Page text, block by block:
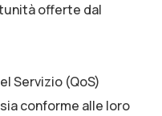
offerte dal
Servizio (QoS)
conforme alle loro